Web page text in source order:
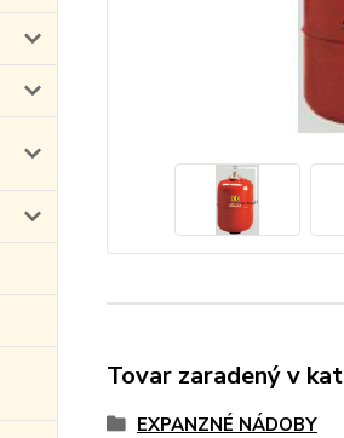
Tovar zaradený v
EXPANZNÉ NÁDOBY